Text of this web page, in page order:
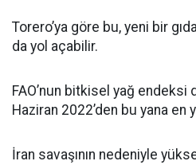
Torero’ya göre bu, yeni bir
da yol açabilir.
FAO’nun bitkisel yağ
Haziran 2022’den bu yana en
İran savaşının nedeniyle